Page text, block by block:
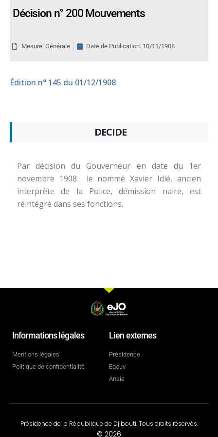
Décision n° 200 Mouvements
Mesure: Générale Date de Publication: 10/11/1908
Édition n° 145 du 01/12/1908
DECIDE
Par décision du Gouverneur en date du 1er
novembre 1908 le nommé Xavier Idlé, ancien
interprète de la Police, démission naire, est
réintégré dans ses fonctions.
Informations légales
Mentions légales
Politique de confidentialité
Lien externes
Présidence
Egouv
Ansie
Présidence de la République de Djibouti. Tous droits réservés.
© 2026